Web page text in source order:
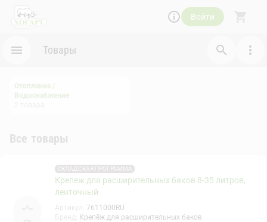
Войти
Товары
Отопление /
Водоснабжение
Все товары
СКЛАДСКАЯ ПРОГРАММА
Крепеж для расширительных баков 8-35 литров,
ленточный
7611000RU
Крепёж для расширительных баков